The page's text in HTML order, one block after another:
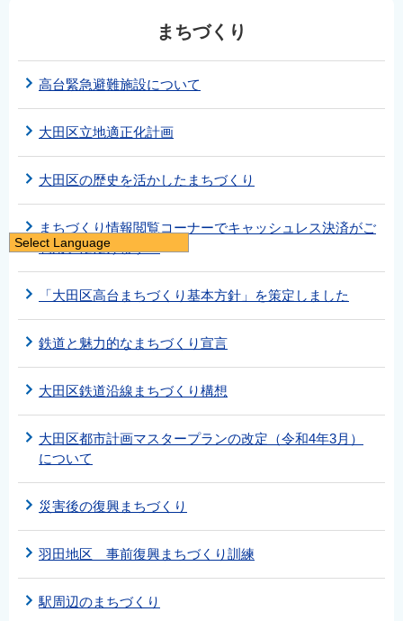
まちづくり
高台緊急避難施設について
大田区立地適正化計画
大田区の歴史を活かしたまちづくり
まちづくり情報閲覧コーナーでキャッシュレス決済がご
利用いただけます！
「大田区高台まちづくり基本方針」を策定しました
鉄道と魅力的なまちづくり宣言
大田区鉄道沿線まちづくり構想
大田区都市計画マスタープランの改定（令和4年3月）
について
災害後の復興まちづくり
羽田地区 事前復興まちづくり訓練
駅周辺のまちづくり
Select Language
English
简体中文
繁體中文
Filipino